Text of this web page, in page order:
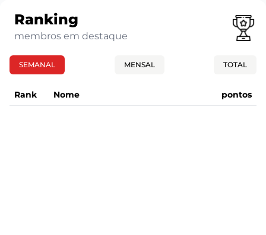
Ranking
membros em destaque
SEMANAL MENSAL TOTAL
Rank Nome pontos